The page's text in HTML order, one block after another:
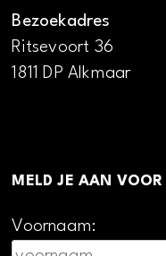
Bezoekadres
Ritsevoort 36
1811 DP Alkmaar
MELD JE AAN VOOR
Voornaam: